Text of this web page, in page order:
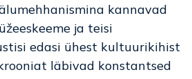
kannavad
ja teisi
edasi ühest kultuurikihist
läbivad konstantsed